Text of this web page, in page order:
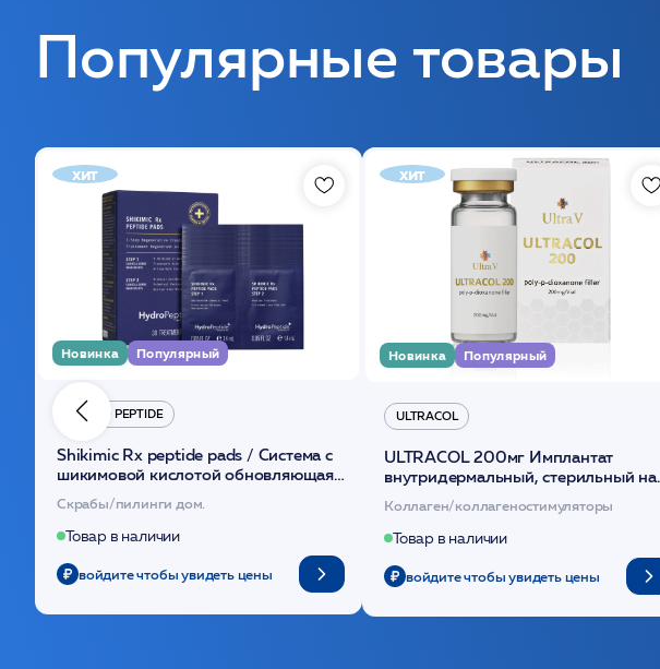
Популярные товары
хит
Новинка Популярный
HYDRO PEPTIDE
Shikimic Rx peptide pads / Cистема с
шикимовой кислотой обновляющая
(30шт) /HP
Скрабы/пилинги дом.
Товар в наличии
войдите чтобы увидеть цены
хит
Новинка Популярный
ULTRACOL
ULTRACOL 200мг Имплантат
внутридермальный, стерильный на
основе полидиоксанона /ULTRACOL
Коллаген/коллагеностимуляторы
Товар в наличии
войдите чтобы увидеть цены